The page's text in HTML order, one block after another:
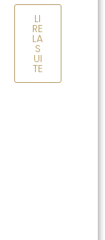
LI
RE
LA
S
UI
TE